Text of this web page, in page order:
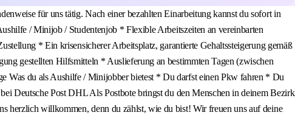
für uns tätig. Nach einer bezahlten Einarbeitung kannst du sofort in
/ Minijob / Studentenjob * Flexible Arbeitszeiten an vereinbarten
* Ein krisensicherer Arbeitsplatz, garantierte Gehaltssteigerung gemäß
gestellten Hilfsmitteln * Auslieferung an bestimmten Tagen (zwischen
Was du als Aushilfe / Minijobber bietest * Du darfst einen Pkw fahren * Du
Deutsche Post DHL Als Postbote bringst du den Menschen in deinem Bezirk
herzlich willkommen, denn du zählst, wie du bist! Wir freuen uns auf deine